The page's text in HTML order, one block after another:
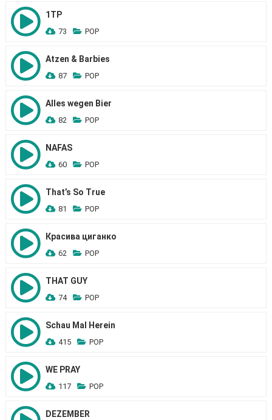
1TP
73 POP
Atzen & Barbies
87 POP
Alles wegen Bier
82 POP
NAFAS
60 POP
That’s So True
81 POP
Красива циганко
62 POP
THAT GUY
74 POP
Schau Mal Herein
415 POP
WE PRAY
117 POP
DEZEMBER